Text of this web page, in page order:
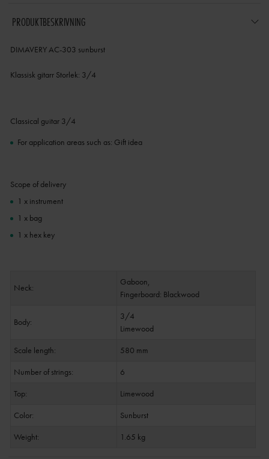
PRODUKTBESKRIVNING
DIMAVERY AC-303 sunburst
Klassisk gitarr Storlek: 3/4
Classical guitar 3/4
For application areas such as: Gift idea
Scope of delivery
1 x instrument
1 x bag
1 x hex key
Neck:
Gaboon,
Fingerboard: Blackwood
Body:
3/4
Limewood
Scale length:
580 mm
Number of strings:
6
Top:
Limewood
Color:
Sunburst
Weight:
1.65 kg